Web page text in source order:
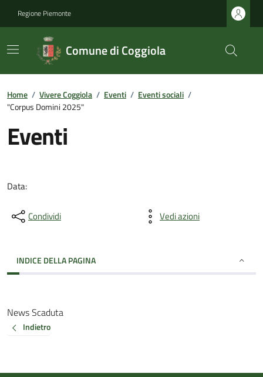
Regione Piemonte
Comune di Coggiola
Home / Vivere Coggiola / Eventi / Eventi sociali /
"Corpus Domini 2025"
Eventi
Data:
Condividi Vedi azioni
INDICE DELLA PAGINA
News Scaduta
Indietro